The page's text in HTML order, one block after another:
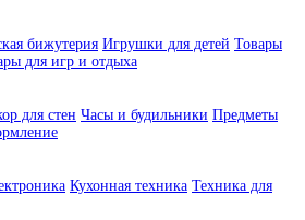
бижутерия Игрушки для детей Товары
для игр и отдыха
для стен Часы и будильники Предметы
Кухонная техника Техника для